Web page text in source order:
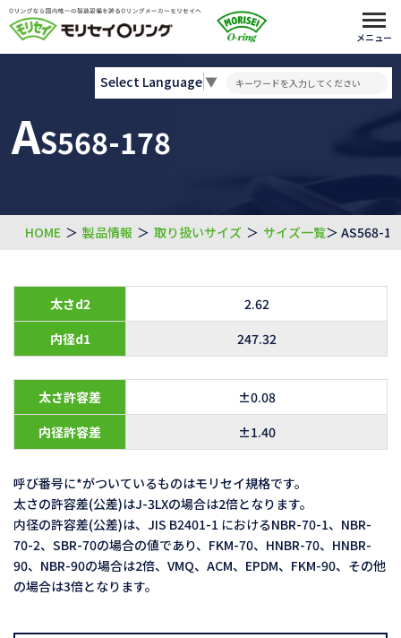
メニュー
AS568-178
Select Language▼
HOME ＞ 製品情報 ＞ 取り扱いサイズ ＞ サイズ一覧＞ AS568-
太さd2
2.62
内径d1
247.32
太さ許容差
±0.08
内径許容差
±1.40
呼び番号に*がついているものはモリセイ規格です。
太さの許容差(公差)はJ-3LXの場合は2倍となります。
内径の許容差(公差)は、JIS B2401-1 におけるNBR-70-1、NBR-
70-2、SBR-70の場合の値であり、FKM-70、HNBR-70、HNBR-
90、NBR-90の場合は2倍、VMQ、ACM、EPDM、FKM-90、その他
の場合は3倍となります。